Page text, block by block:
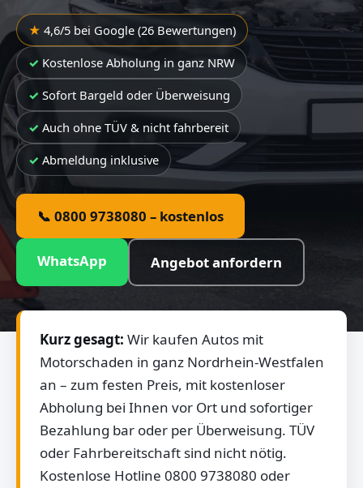
4,6/5 bei Google (26 Bewertungen)
Kostenlose Abholung in ganz NRW
Sofort Bargeld oder Überweisung
Auch ohne TÜV & nicht fahrbereit
Abmeldung inklusive
📞 0800 9738080 – kostenlos
WhatsApp Angebot anfordern
Kurz gesagt: Wir kaufen Autos mit
Motorschaden in ganz Nordrhein-Westfalen
an – zum festen Preis, mit kostenloser
Abholung bei Ihnen vor Ort und sofortiger
Bezahlung bar oder per Überweisung. TÜV
oder Fahrbereitschaft sind nicht nötig.
Kostenlose Hotline 0800 9738080 oder